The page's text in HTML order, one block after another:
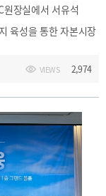
장실에서 서유석
육성을 통한 자본시장
VIEWS 2,974